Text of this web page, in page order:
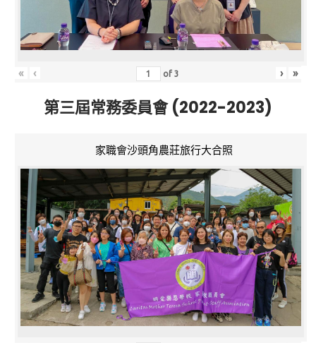
« ‹ of3 › »
第三屆常務委員會 (2022-2023)
家職會沙頭角農莊旅行大合照